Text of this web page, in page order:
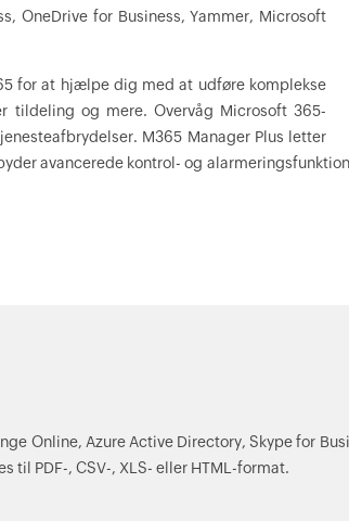
OneDrive for Business, Yammer, Microsoft
for at hjælpe dig med at udføre komplekse
tildeling og mere. Overvåg Microsoft 365-
M365 Manager Plus letter
avancerede kontrol- og
Online, Azure Active Directory, Skype for
PDF-, CSV-, XLS- eller HTML-format.